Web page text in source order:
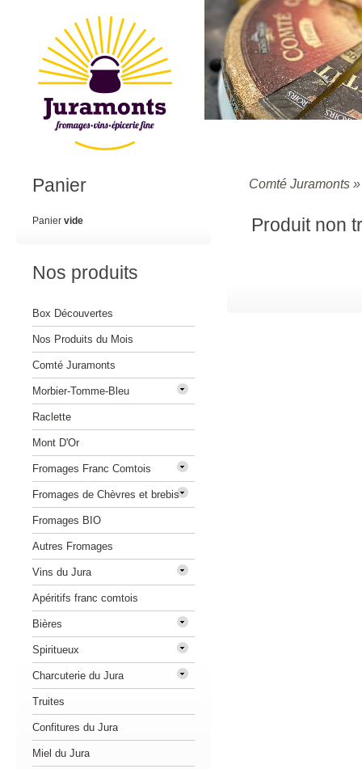
Comté Juramonts
Produit non
Panier
Panier vide
Nos produits
Box Découvertes
Nos Produits du Mois
Comté Juramonts
Morbier-Tomme-Bleu
Raclette
Mont D'Or
Fromages Franc Comtois
Fromages de Chèvres et brebis
Fromages BIO
Autres Fromages
Vins du Jura
Apéritifs franc comtois
Bières
Spiritueux
Charcuterie du Jura
Truites
Confitures du Jura
Miel du Jura